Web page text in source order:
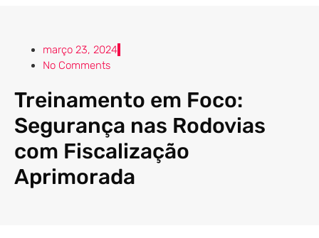
março 23, 2024
No Comments
Treinamento em Foco:
Segurança nas Rodovias
com Fiscalização
Aprimorada